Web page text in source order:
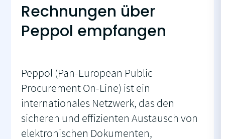
Rechnungen über
Peppol empfangen
Peppol (Pan-European Public
Procurement On-Line) ist ein
internationales Netzwerk, das den
sicheren und effizienten Austausch von
elektronischen Dokumenten,